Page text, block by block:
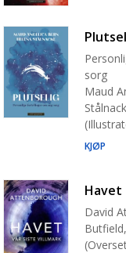
sorg
Maud
KJØP
Havet
David